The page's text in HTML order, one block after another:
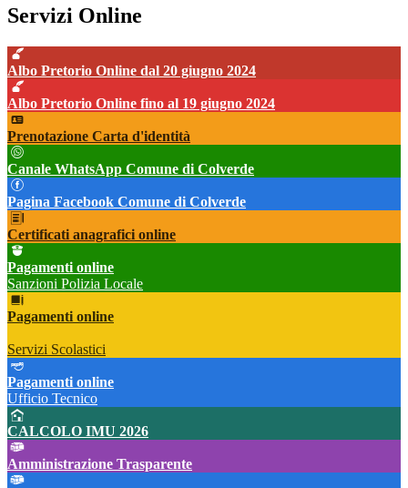
Servizi Online
Albo Pretorio Online dal 20 giugno 2024
Albo Pretorio Online fino al 19 giugno 2024
Prenotazione Carta d'identità
Canale WhatsApp Comune di Colverde
Pagina Facebook Comune di Colverde
Certificati anagrafici online
Pagamenti online
Sanzioni Polizia Locale
Pagamenti online
Servizi Scolastici
Pagamenti online
Ufficio Tecnico
CALCOLO IMU 2026
Amministrazione Trasparente